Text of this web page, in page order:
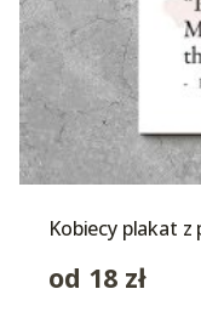
Kobiecy plakat
od 18 zł